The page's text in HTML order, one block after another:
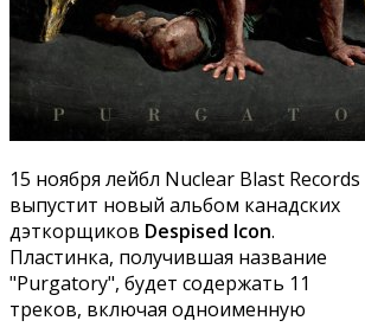
15 ноября лейбл Nuclear Blast Records
выпустит новый альбом канадских
дэткорщиков Despised Icon.
Пластинка, получившая название
"Purgatory", будет содержать 11
треков, включая одноименную